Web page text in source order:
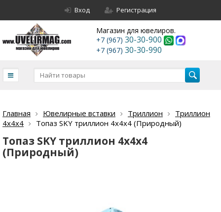
Вход Регистрация
Магазин для ювелиров.
+7 (967) 30-30-900
+7 (967) 30-30-990
Главная Ювелирные вставки Триллион
Триллион
4х4х4
Топаз SKY триллион 4х4х4 (Природный)
Топаз SKY триллион 4х4х4
(Природный)